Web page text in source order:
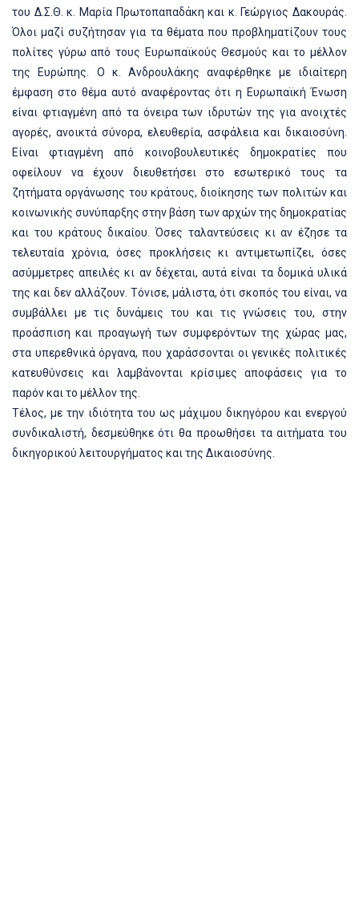
του Δ.Σ.Θ. κ. Μαρία Πρωτοπαπαδάκη και κ. Γεώργιος Δακουράς.
Όλοι μαζί συζήτησαν για τα θέματα που προβληματίζουν τους
πολίτες γύρω από τους Ευρωπαϊκούς Θεσμούς και το μέλλον
της Ευρώπης. Ο κ. Ανδρουλάκης αναφέρθηκε με ιδιαίτερη
έμφαση στο θέμα αυτό αναφέροντας ότι η Ευρωπαϊκή Ένωση
είναι φτιαγμένη από τα όνειρα των ιδρυτών της για ανοιχτές
αγορές, ανοικτά σύνορα, ελευθερία, ασφάλεια και δικαιοσύνη.
Είναι φτιαγμένη από κοινοβουλευτικές δημοκρατίες που
οφείλουν να έχουν διευθετήσει στο εσωτερικό τους τα
ζητήματα οργάνωσης του κράτους, διοίκησης των πολιτών και
κοινωνικής συνύπαρξης στην βάση των αρχών της δημοκρατίας
και του κράτους δικαίου. Όσες ταλαντεύσεις κι αν έζησε τα
τελευταία χρόνια, όσες προκλήσεις κι αντιμετωπίζει, όσες
ασύμμετρες απειλές κι αν δέχεται, αυτά είναι τα δομικά υλικά
της και δεν αλλάζουν. Τόνισε, μάλιστα, ότι σκοπός του είναι, να
συμβάλλει με τις δυνάμεις του και τις γνώσεις του, στην
προάσπιση και προαγωγή των συμφερόντων της χώρας μας,
στα υπερεθνικά όργανα, που χαράσσονται οι γενικές πολιτικές
κατευθύνσεις και λαμβάνονται κρίσιμες αποφάσεις για το
παρόν και το μέλλον της.
Τέλος, με την ιδιότητα του ως μάχιμου δικηγόρου και ενεργού
συνδικαλιστή, δεσμεύθηκε ότι θα προωθήσει τα αιτήματα του
δικηγορικού λειτουργήματος και της Δικαιοσύνης.